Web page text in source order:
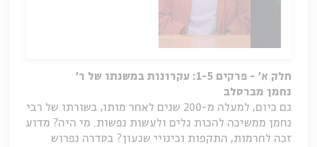
חלק א' - פרקים 1-5: עקרונות במשנתו של ר'
נחמן מברסלב
גם כיום, למעלה מ-200 שנים לאחר מותו, בשורתו של רבי
נחמן ממשיכה להכות גלים ולעשות נפשות. מי היה? מדוע
זכה לחרמות, התקפות וכינויי שגעון? בסדרה נפרוש